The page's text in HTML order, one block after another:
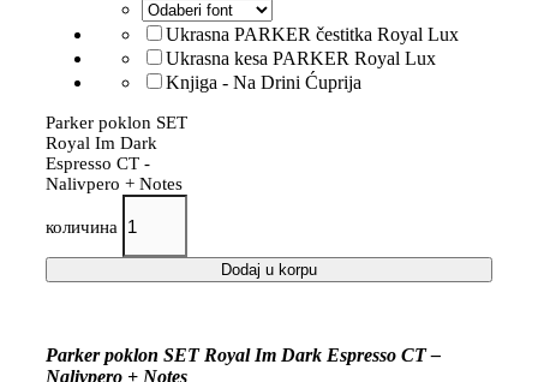
Ukrasna PARKER čestitka Royal Lux
Ukrasna kesa PARKER Royal Lux
Knjiga - Na Drini Ćuprija
Parker poklon SET
Royal Im Dark
Espresso CT -
Nalivpero + Notes
количина
Dodaj u korpu
Parker poklon SET Royal Im Dark Espresso CT –
Nalivpero + Notes